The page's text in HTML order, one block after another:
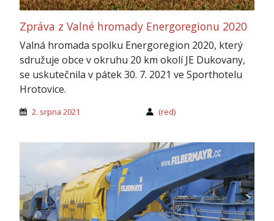
Zpráva z Valné hromady Energoregionu 2020
Valná hromada spolku Energoregion 2020, který
sdružuje obce v okruhu 20 km okolí JE Dukovany,
se uskutečnila v pátek 30. 7. 2021 ve Sporthotelu
Hrotovice.
2. srpna 2021 (red)